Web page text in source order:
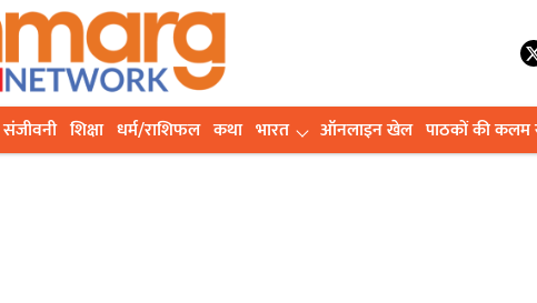
संजीवनी शिक्षा धर्म/राशिफल कथा भारत ऑनलाइन खेल पाठकों की